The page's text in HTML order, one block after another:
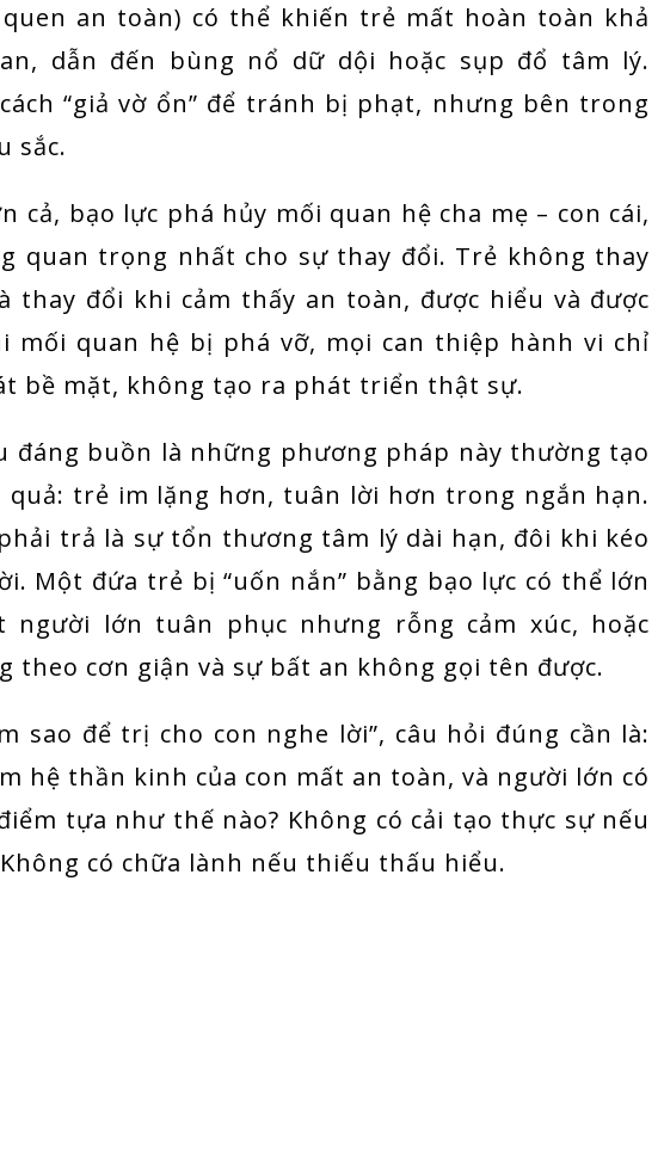
an toàn) có thể khiến trẻ mất hoàn toàn khả
dẫn đến bùng nổ dữ dội hoặc sụp đổ tâm lý.
“giả vờ ổn” để tránh bị phạt, nhưng bên trong
sắc.
cả, bạo lực phá hủy mối quan hệ cha mẹ – con cái,
quan trọng nhất cho sự thay đổi. Trẻ không thay
thay đổi khi cảm thấy an toàn, được hiểu và được
mối quan hệ bị phá vỡ, mọi can thiệp hành vi chỉ
bề mặt, không tạo ra phát triển thật sự.
đáng buồn là những phương pháp này thường tạo
quả: trẻ im lặng hơn, tuân lời hơn trong ngắn hạn.
trả là sự tổn thương tâm lý dài hạn, đôi khi kéo
Một đứa trẻ bị “uốn nắn” bằng bạo lực có thể lớn
người lớn tuân phục nhưng rỗng cảm xúc, hoặc
theo cơn giận và sự bất an không gọi tên được.
sao để trị cho con nghe lời”, câu hỏi đúng cần là:
hệ thần kinh của con mất an toàn, và người lớn có
tựa như thế nào? Không có cải tạo thực sự nếu
có chữa lành nếu thiếu thấu hiểu.